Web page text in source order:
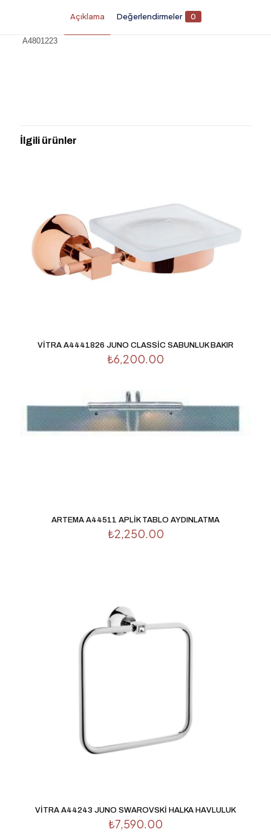
Açıklama Değerlendirmeler 0
A4801223
ALTIN” için yorum yapan ilk kişi siz olun
1/5
yıldız
2/5
yıldız
3/5
5/5
posta*
Daha sonraki yorumlarımda kullanılması için adım, e-
İlgili ürünler
VİTRA A4441826 JUNO CLASSİC SABUNLUK BAKIR
₺6,200.00
ARTEMA A44511 APLİK TABLO AYDINLATMA
₺2,250.00
VİTRA A44243 JUNO SWAROVSKİ HALKA HAVLULUK
₺7,590.00